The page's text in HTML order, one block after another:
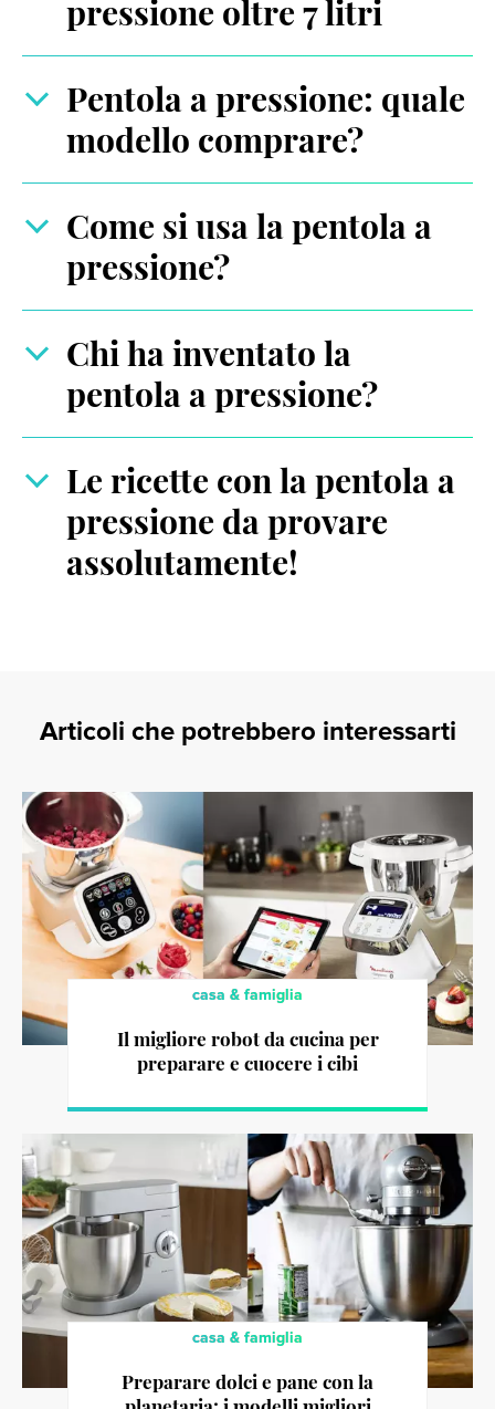
pressione oltre 7 litri
Pentola a pressione: quale
modello comprare?
Come si usa la pentola a
pressione?
Chi ha inventato la
pentola a pressione?
Le ricette con la pentola a
pressione da provare
assolutamente!
Articoli che potrebbero interessarti
casa & famiglia
Il migliore robot da cucina per
preparare e cuocere i cibi
casa & famiglia
Preparare dolci e pane con la